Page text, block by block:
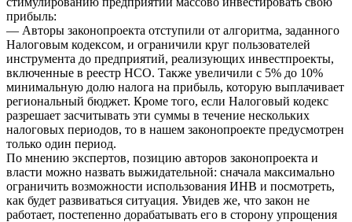
прибыль:
— Авторы законопроекта отступили от алгоритма, заданного
Налоговым кодексом, и ограничили круг пользователей
инструмента до предприятий, реализующих инвестпроекты,
включенные в реестр НСО. Также увеличили с 5% до 10%
минимальную долю налога на прибыль, которую выплачивает
региональный бюджет. Кроме того, если Налоговый кодекс
разрешает засчитывать эти суммы в течение нескольких
налоговых периодов, то в нашем законопроекте предусмотрен
только один период.
По мнению экспертов, позицию авторов законопроекта и
власти можно назвать выжидательной: сначала максимально
ограничить возможности использования ИНВ и посмотреть,
как будет развиваться ситуация. Увидев же, что закон не
работает, постепенно дорабатывать его в сторону упрощения